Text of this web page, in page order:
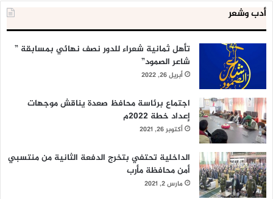
أدب وشعر
تأهل ثمانية شعراء للدور نصف نهائي بمسابقة ”
شاعر الصمود”
أبريل 26, 2022
اجتماع برئاسة محافظ صعدة يناقش موجهات
إعداد خطة 2022م
أكتوبر 26, 2021
الداخلية تحتفي بتخرج الدفعة الثانية من منتسبي
أمن محافظة مأرب
مارس 2, 2021